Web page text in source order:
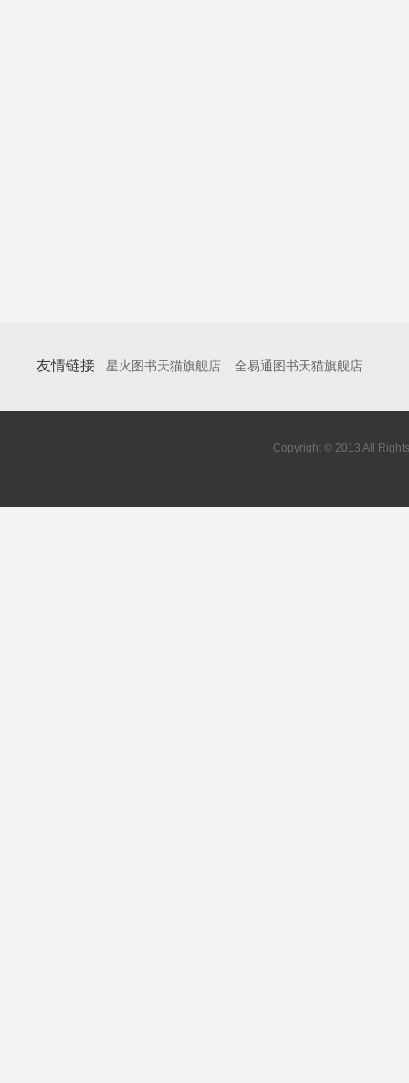
友情链接 星火图书天猫旗舰店 全易通图书天猫旗舰店
Copyright © 2013 All